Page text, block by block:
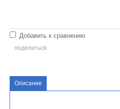
Добавить к сравнению
поделиться
Описание